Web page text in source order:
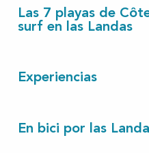
Las 7 playas de
surf en las Landas
Experiencias
En bici por las